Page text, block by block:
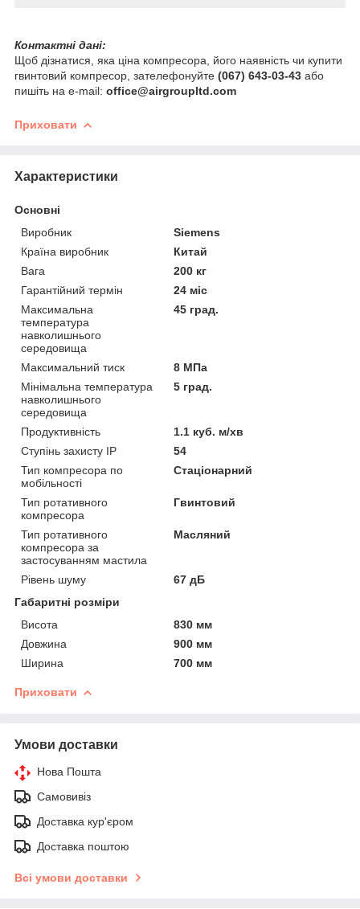
Контактні дані:
Щоб дізнатися, яка ціна компресора, його наявність чи купити
гвинтовий компресор, зателефонуйте (067) 643-03-43 або
пишіть на e-mail: office@airgroupltd.com
Приховати
Характеристики
Основні
Виробник
Siemens
Країна виробник
Китай
Вага
200 кг
Гарантійний термін
24 міс
Максимальна
температура
навколишнього
середовища
45 град.
Максимальний тиск
8 МПа
Мінімальна температура
навколишнього
середовища
5 град.
Продуктивність
1.1 куб. м/хв
Ступінь захисту IP
54
Тип компресора по
мобільності
Стаціонарний
Тип ротативного
компресора
Гвинтовий
Тип ротативного
компресора за
застосуванням мастила
Масляний
Рівень шуму
67 дБ
Габаритні розміри
Висота
830 мм
Довжина
900 мм
Ширина
700 мм
Приховати
Умови доставки
Нова Пошта
Самовивіз
Доставка кур'єром
Доставка поштою
Всі умови доставки